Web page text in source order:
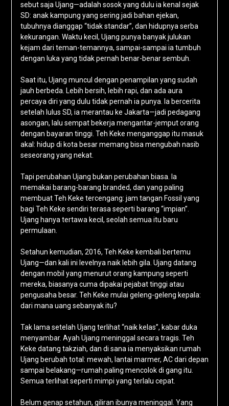
sebut saja Ujang—adalah sosok yang dulu ia kenal sejak
SD: anak kampung yang sering jadi bahan ejekan,
tubuhnya dianggap “tidak standar”, dan hidupnya serba
kekurangan. Waktu kecil, Ujang punya banyak julukan
kejam dari teman-temannya, sampai-sampai ia tumbuh
dengan luka yang tidak pernah benar-benar sembuh.
Saat itu, Ujang muncul dengan penampilan yang sudah
jauh berbeda. Lebih bersih, lebih rapi, dan ada aura
percaya diri yang dulu tidak pernah ia punya. Ia bercerita
setelah lulus SD, ia merantau ke Jakarta—jadi pedagang
asongan, lalu sempat bekerja mengantar-jemput orang
dengan bayaran tinggi. Teh Keke menganggap itu masuk
akal: hidup di kota besar memang bisa mengubah nasib
seseorang yang nekat.
Tapi perubahan Ujang bukan perubahan biasa. Ia
memakai barang-barang branded, dan yang paling
membuat Teh Keke tercengang: jam tangan Fossil yang
bagi Teh Keke sendiri terasa seperti barang “impian”.
Ujang hanya tertawa kecil, seolah semua itu baru
permulaan.
Setahun kemudian, 2016, Teh Keke kembali bertemu
Ujang—dan kali ini levelnya naik lebih gila. Ujang datang
dengan mobil yang menurut orang kampung seperti
mereka, biasanya cuma dipakai pejabat tinggi atau
pengusaha besar. Teh Keke mulai geleng-geleng kepala:
dari mana uang sebanyak itu?
Tak lama setelah Ujang terlihat “naik kelas”, kabar duka
menyambar. Ayah Ujang meninggal secara tragis. Teh
Keke datang takziah, dan di sana ia menyaksikan rumah
Ujang berubah total: mewah, lantai marmer, AC dari depan
sampai belakang—rumah paling mencolok di gang itu.
Semua terlihat seperti mimpi yang terlalu cepat.
Belum genap setahun, giliran ibunya meninggal. Yang